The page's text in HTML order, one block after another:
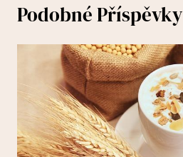
Podobné Příspěvky